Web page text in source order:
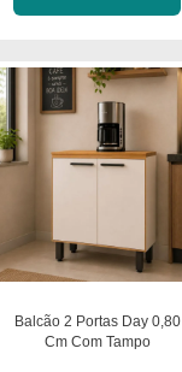
Balcão 2 Portas Day 0,80
Cm Com Tampo